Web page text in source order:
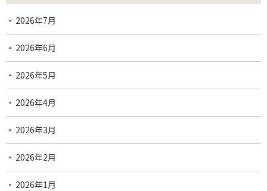
2026年7月
2026年6月
2026年5月
2026年4月
2026年3月
2026年2月
2026年1月